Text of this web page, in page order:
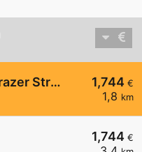
1,744 €
1,8 km
AVANTI - Mürzzuschlag Grazer Straße 79f
1,744 €